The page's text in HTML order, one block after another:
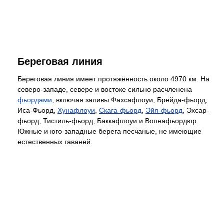
Береговая линия
Береговая линия имеет протяжённость около 4970 км. На
северо-западе, севере и востоке сильно расчленена
фьордами , включая заливы Фахсафлоуи, Брейда-фьорд,
Иса-Фьорд, Хунафлоуи Скага-фьорд Эйя-фьорд , Эхсар-
фьорд, Тистиль-фьорд, Баккафлоуи и Вопнафьордюр.
Южные и юго-западные берега песчаные, не имеющие
естественных гаваней.